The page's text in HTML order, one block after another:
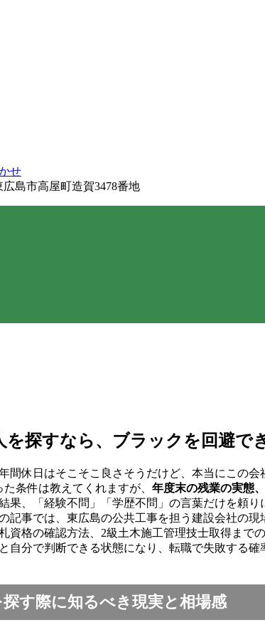
探すなら、ブラックを回避で
休日はそこそこ良さそうだけど、本当にこの
条件は教えてくれますが、 年度末の残業の実態
果、「経験不問」「学歴不問」の言葉だけを頼
記事では、東広島の公共工事を担う建設会社の
格の確認方法、2級土木施工管理技士取得まで
自分で判断できる状態になり、転職で失敗する確
す際に知るべき現実と相場感